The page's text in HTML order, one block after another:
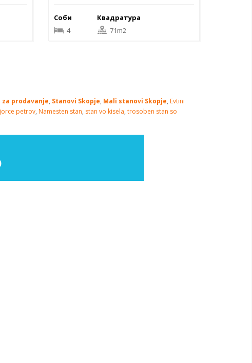
Соби
4
Квадратура
71m2
za prodavanje, Stanovi Skopje, Mali stanovi Skopje, Evtini
petrov, Namesten stan, stan vo kisela, trosoben stan so